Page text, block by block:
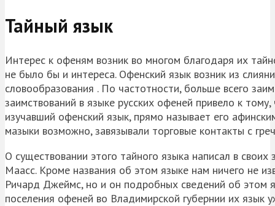
Тайный язык
Интерес к офеням возник во многом благодаря их
не было бы и интереса. Офенский язык возник из
словообразования . По частотности, больше всего
заимствований в языке русских офеней привело к
изучавший офенский язык, прямо называет его
мазыки возможно, завязывали торговые контакты с
О существовании этого тайного языка написал в
Маасс. Кроме названия об этом языке нам ничего не
Ричард Джеймс, но и он подробных сведений об этом
поселения офеней во Владимирской губернии их язык